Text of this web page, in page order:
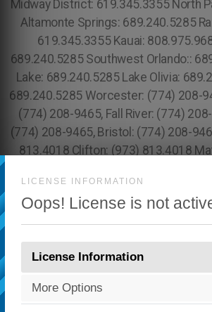
LICENSE INFORMATION
Oops! License is not
License Information
More Options